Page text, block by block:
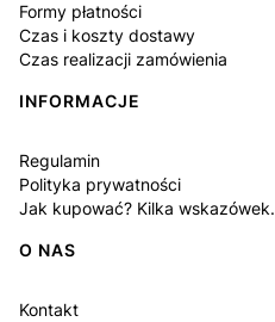
Formy płatności
Czas i koszty dostawy
Czas realizacji zamówienia
INFORMACJE
Regulamin
Polityka prywatności
Jak kupować? Kilka wskazówek.
O NAS
Kontakt